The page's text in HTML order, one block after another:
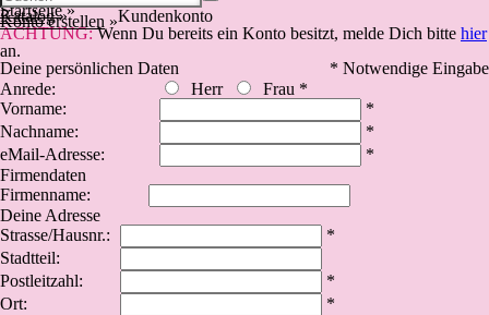
Startseite »
Katalog »
Konto erstellen »Kundenkonto
ACHTUNG:Wenn Du bereits ein Konto besitzt, melde Dich bitte hier
an.
* Notwendige Eingabe
Deine persönlichen Daten
Anrede:
Herr Frau *
Vorname:
*
Nachname:
*
eMail-Adresse:
*
Firmendaten
Firmenname:
Deine Adresse
Strasse/Hausnr.:
*
Stadtteil:
Postleitzahl:
*
Ort:
*